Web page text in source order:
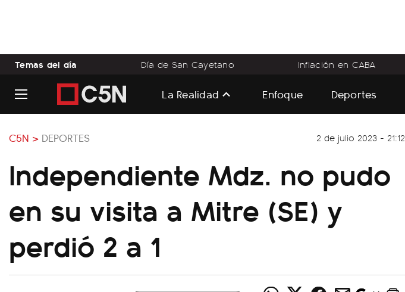
Temas del día Día de San Cayetano Inflación en CABA
La Realidad Enfoque Deportes
C5N > DEPORTES 2 de julio 2023 - 21:12
Independiente Mdz. no pudo
en su visita a Mitre (SE) y
perdió 2 a 1